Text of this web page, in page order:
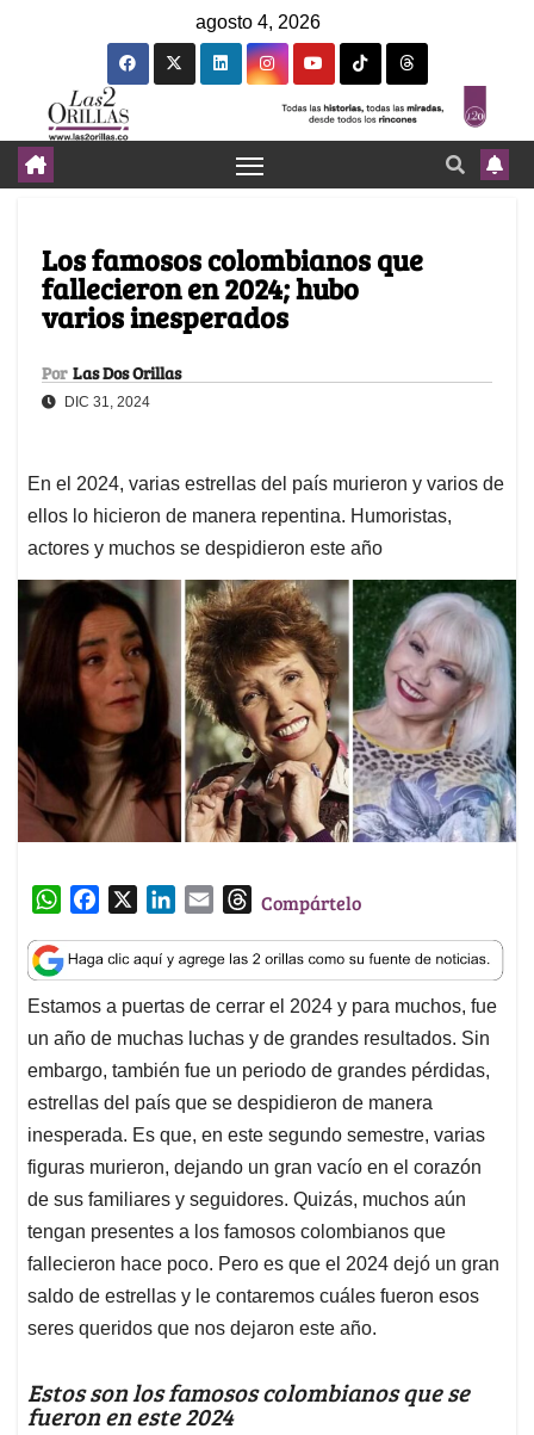
agosto 4, 2026
⁠Los famosos colombianos que
fallecieron en 2024; hubo
varios inesperados
Por Las Dos Orillas
DIC 31, 2024
En el 2024, varias estrellas del país murieron y varios de
ellos lo hicieron de manera repentina. Humoristas,
actores y muchos se despidieron este año
W
a
t
s
A
p
p
c
e
b
o
o
k
n
k
e
d
I
n
a
i
l
T
r
e
a
d
s
Compártelo
Estamos a puertas de cerrar el 2024 y para muchos, fue
un año de muchas luchas y de grandes resultados. Sin
embargo, también fue un periodo de grandes pérdidas,
estrellas del país que se despidieron de manera
inesperada. Es que, en este segundo semestre, varias
figuras murieron, dejando un gran vacío en el corazón
de sus familiares y seguidores. Quizás, muchos aún
tengan presentes a los famosos colombianos que
fallecieron hace poco. Pero es que el 2024 dejó un gran
saldo de estrellas y le contaremos cuáles fueron esos
seres queridos que nos dejaron este año.
Estos son los famosos colombianos que se
fueron en este 2024